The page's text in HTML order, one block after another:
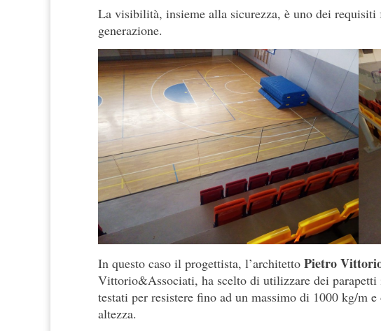
La visibilità, insieme alla sicurezza, è uno dei
generazione.
In questo caso il progettista, l’architetto Pietro
Vittorio&Associati, ha scelto di utilizzare dei parapetti
testati per resistere fino ad un massimo di 1000 kg/m
altezza.